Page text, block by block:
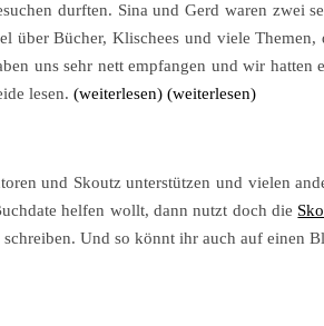
durften. Sina und Gerd waren zwei
über Bücher, Klischees und viele
uns sehr nett empfangen und wir
lesen. (weiterlesen) (weiterlesen)
und Skoutz unterstützen und vielen
helfen wollt, dann nutzt doch die
Und so könnt ihr auch auf einen